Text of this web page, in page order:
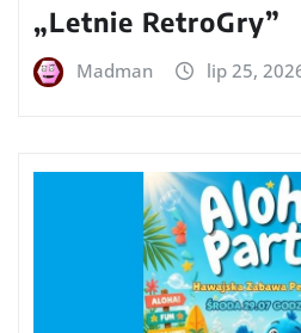
„Letnie RetroGry”
Madman lip 25,